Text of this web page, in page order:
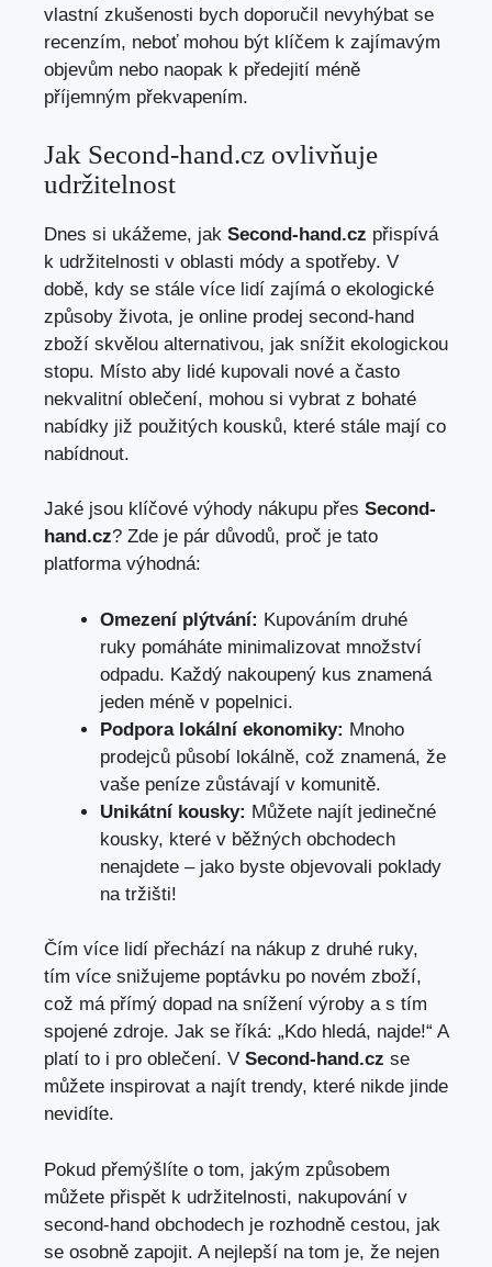
vlastní zkušenosti bych doporučil nevyhýbat se
recenzím, neboť mohou být klíčem k zajímavým
objevům nebo naopak k předejití méně
příjemným překvapením.
Jak Second-hand.cz ovlivňuje
udržitelnost
Dnes si ukážeme, jak Second-hand.cz přispívá
k udržitelnosti v oblasti módy a spotřeby. V
době, kdy se stále více lidí zajímá o ekologické
způsoby života, je online prodej second-hand
zboží skvělou alternativou, jak snížit ekologickou
stopu. Místo aby lidé kupovali nové a často
nekvalitní oblečení, mohou si vybrat z bohaté
nabídky již použitých kousků, které stále mají co
nabídnout.
Jaké jsou klíčové výhody nákupu přes Second-
hand.cz? Zde je pár důvodů, proč je tato
platforma výhodná:
Omezení plýtvání: Kupováním druhé
ruky pomáháte minimalizovat množství
odpadu. Každý nakoupený kus znamená
jeden méně v popelnici.
Podpora lokální ekonomiky: Mnoho
prodejců působí lokálně, což znamená, že
vaše peníze zůstávají v komunitě.
Unikátní kousky: Můžete najít jedinečné
kousky, které v běžných obchodech
nenajdete – jako byste objevovali poklady
na tržišti!
Čím více lidí přechází na nákup z druhé ruky,
tím více snižujeme poptávku po novém zboží,
což má přímý dopad na snížení výroby a s tím
spojené zdroje. Jak se říká: „Kdo hledá, najde!“ A
platí to i pro oblečení. V Second-hand.cz se
můžete inspirovat a najít trendy, které nikde jinde
nevidíte.
Pokud přemýšlíte o tom, jakým způsobem
můžete přispět k udržitelnosti, nakupování v
second-hand obchodech je rozhodně cestou, jak
se osobně zapojit. A nejlepší na tom je, že nejen